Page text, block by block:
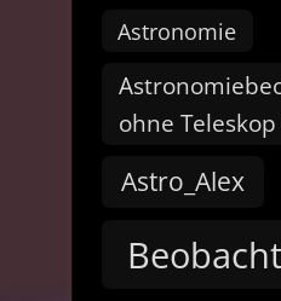
Astronomie
ohne Teleskop
Astro_Alex